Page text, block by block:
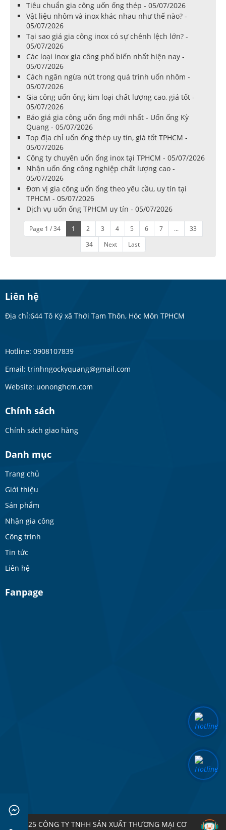
Tiêu chuẩn gia công uốn ống thép - 05/07/2026
Vật liệu nhôm và inox khác nhau như thế nào? -
05/07/2026
Tại sao giá gia công inox có sự chênh lệch lớn? -
05/07/2026
Các loại inox gia công phổ biến nhất hiện nay -
05/07/2026
Cách ngăn ngừa nứt trong quá trình uốn nhôm -
05/07/2026
Gia công uốn ống kim loại chất lượng cao, giá tốt -
05/07/2026
Báo giá gia công uốn ống mới nhất - Uốn ống Kỳ
Quang - 05/07/2026
Top địa chỉ uốn ống thép uy tín, giá tốt TPHCM -
05/07/2026
Công ty chuyên uốn ống inox tại TPHCM - 05/07/2026
Nhận uốn ống công nghiệp chất lượng cao -
05/07/2026
Đơn vị gia công uốn ống theo yêu cầu, uy tín tại
TPHCM - 05/07/2026
Dịch vụ uốn ống TPHCM uy tín - 05/07/2026
Page 1 / 34 1 2 3 4 5 6 7 ...
33
34
Next Last
Liên hệ
Địa chỉ:644 Tô Ký xã Thới Tam Thôn, Hóc Môn TPHCM
Hotline: 0908107839
Email: trinhngockyquang@gmail.com
Website: uononghcm.com
Chính sách
Chính sách giao hàng
Danh mục
Trang chủ
Giới thiệu
Sản phẩm
Nhận gia công
Công trình
Tin tức
Liên hệ
Fanpage
© 2025 CÔNG TY TNHH SẢN XUẤT THƯƠNG MẠI CƠ